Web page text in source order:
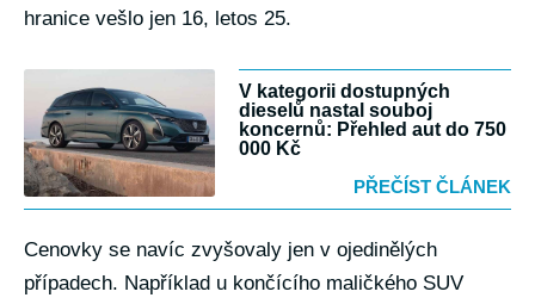
hranice vešlo jen 16, letos 25.
V kategorii dostupných
dieselů nastal souboj
koncernů: Přehled aut do 750
000 Kč
PŘEČÍST ČLÁNEK
Cenovky se navíc zvyšovaly jen v ojedinělých
případech. Například u končícího maličkého SUV